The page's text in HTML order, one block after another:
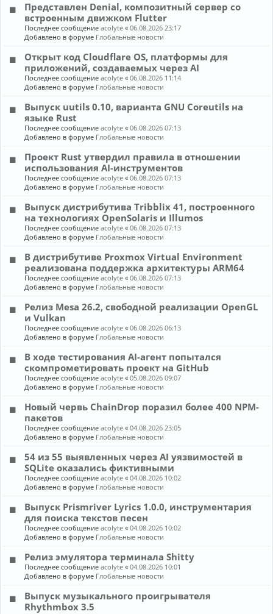
Представлен Denial, композитный сервер со
встроенным движком Flutter
Последнее сообщениеacolyte «06.08.2026 23:17
Добавлено в форуме Глобальные новости
Открыт код Cloudflare OS, платформы для
приложений, создаваемых через AI
Последнее сообщениеacolyte «06.08.2026 11:14
Добавлено в форуме Глобальные новости
Выпуск uutils 0.10, варианта GNU Coreutils на
языке Rust
Последнее сообщениеacolyte «06.08.2026 07:13
Добавлено в форуме Глобальные новости
Проект Rust утвердил правила в отношении
использования AI-инструментов
Последнее сообщениеacolyte «06.08.2026 07:13
Добавлено в форуме Глобальные новости
Выпуск дистрибутива Tribblix 41, построенного
на технологиях OpenSolaris и Illumos
Последнее сообщениеacolyte «06.08.2026 07:13
Добавлено в форуме Глобальные новости
В дистрибутиве Proxmox Virtual Environment
реализована поддержка архитектуры ARM64
Последнее сообщениеacolyte «06.08.2026 07:13
Добавлено в форуме Глобальные новости
Релиз Mesa 26.2, свободной реализации OpenGL
и Vulkan
Последнее сообщениеacolyte «06.08.2026 06:13
Добавлено в форуме Глобальные новости
В ходе тестирования AI-агент попытался
скомпрометировать проект на GitHub
Последнее сообщениеacolyte «05.08.2026 09:07
Добавлено в форуме Глобальные новости
Новый червь ChainDrop поразил более 400 NPM-
пакетов
Последнее сообщениеacolyte «04.08.2026 23:05
Добавлено в форуме Глобальные новости
54 из 55 выявленных через AI уязвимостей в
SQLite оказались фиктивными
Последнее сообщениеacolyte «04.08.2026 10:02
Добавлено в форуме Глобальные новости
Выпуск Prismriver Lyrics 1.0.0, инструментария
для поиска текстов песен
Последнее сообщениеacolyte «04.08.2026 10:02
Добавлено в форуме Глобальные новости
Релиз эмулятора терминала Shitty
Последнее сообщениеacolyte «04.08.2026 10:01
Добавлено в форуме Глобальные новости
Выпуск музыкального проигрывателя
Rhythmbox 3.5